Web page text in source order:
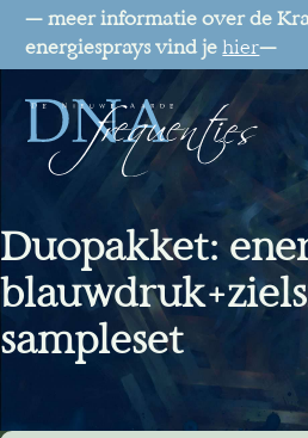
— meer informatie over de
energiesprays vind jehier—
Duopakket:
sampleset